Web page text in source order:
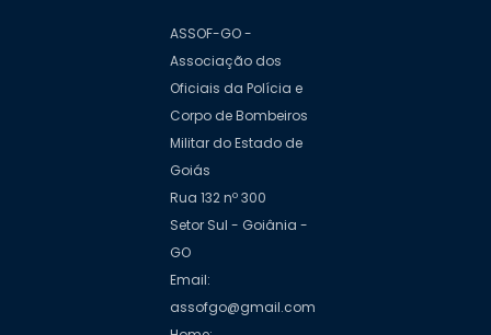
ASSOF-GO -
Associação dos
Oficiais da Polícia e
Corpo de Bombeiros
Militar do Estado de
Goiás
Rua 132 nº 300
Setor Sul - Goiânia -
GO
Email:
assofgo@gmail.com